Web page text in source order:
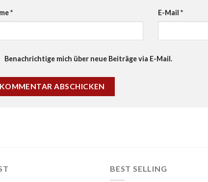
* E-Mail*
Benachrichtige mich über neue Beiträge via E-Mail.
BEST SELLING